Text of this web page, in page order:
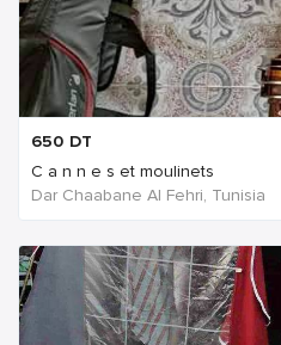
650 DT
C a n n e s et moulinets
Dar Chaabane Al Fehri, Tunisia